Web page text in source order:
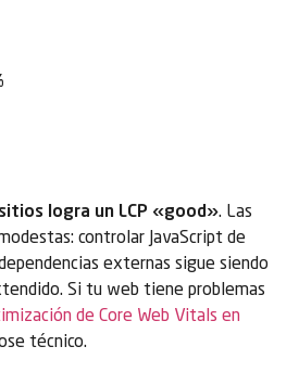
logra un LCP «good». Las
controlar JavaScript de
externas sigue siendo
Si tu web tiene problemas
de Core Web Vitals en
técnico.